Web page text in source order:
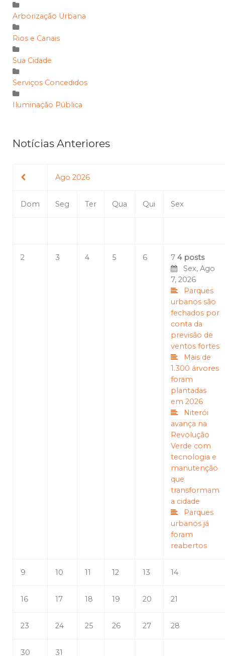
Arborização Urbana
Rios e Canais
Sua Cidade
Serviços Concedidos
Iluminação Pública
Notícias Anteriores
Ago 2026
Dom Seg Ter Qua Qui Sex
2 3 4 5 6 7 4 posts
Sex, Ago
7, 2026
Parques
urbanos são
fechados por
conta da
previsão de
ventos fortes
Mais de
1.300 árvores
foram
plantadas
em 2026
Niterói
avança na
Revolução
Verde com
tecnologia e
manutenção
que
transformam
a cidade
Parques
urbanos já
foram
reabertos
9 10 11 12 13 14
16 17 18 19 20 21
23 24 25 26 27 28
30 31